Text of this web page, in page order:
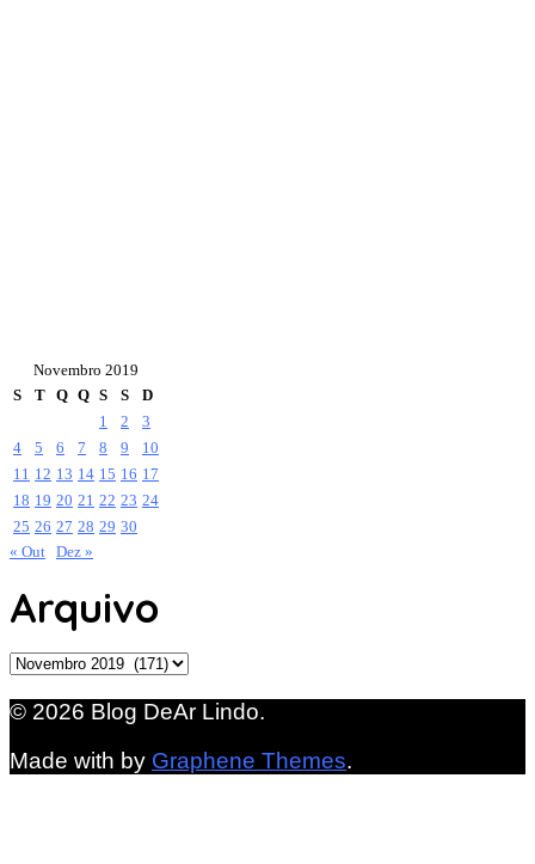
Novembro 2019
S
T Q Q S S
D
1
2
3
4
5 6 7 8 9
10
11 12 13 14 15 16 17
18 19 20 21 22 23 24
25 26 27 28 29 30
« Out Dez »
Arquivo
Arquivo
© 2026 Blog DeAr Lindo.
Made with by Graphene Themes.